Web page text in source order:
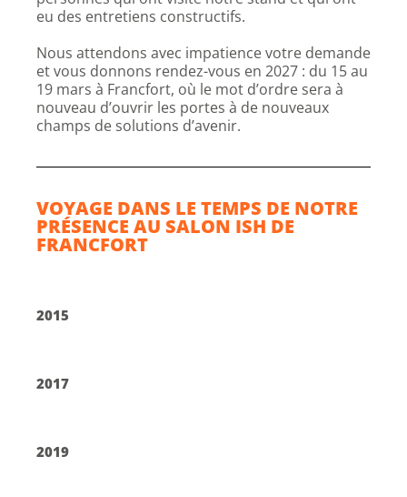
eu des entretiens constructifs.
Nous attendons avec impatience votre demande
et vous donnons rendez-vous en 2027 : du 15 au
19 mars à Francfort, où le mot d’ordre sera à
nouveau d’ouvrir les portes à de nouveaux
champs de solutions d’avenir.
VOYAGE DANS LE TEMPS DE NOTRE
PRÉSENCE AU SALON ISH DE
FRANCFORT
2015
2017
2019